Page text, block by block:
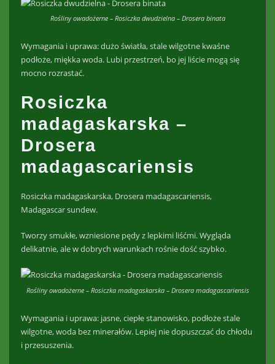
Rośliny owadożerne – Rosiczka dwudzielna – Drosera binata
Wymagania i uprawa: dużo światła, stale wilgotne kwaśne
podłoże, miękka woda. Lubi przestrzeń, bo jej liście mogą się
mocno rozrastać.
Rosiczka
madagaskarska –
Drosera
madagascariensis
Rosiczka madagaskarska, Drosera madagascariensis,
Madagascar sundew.
Tworzy smukłe, wzniesione pędy z lepkimi liśćmi. Wygląda
delikatnie, ale w dobrych warunkach rośnie dość szybko.
Rośliny owadożerne – Rosiczka madagaskarska – Drosera madagascariensis
Wymagania i uprawa: jasne, ciepłe stanowisko, podłoże stale
wilgotne, woda bez minerałów. Lepiej nie dopuszczać do chłodu
i przesuszenia.